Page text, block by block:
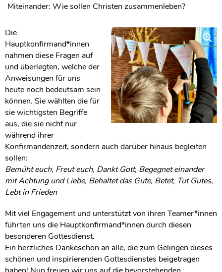
Miteinander: Wie sollen Christen zusammenleben?
Die
Hauptkonfirmand*innen
nahmen diese Fragen auf
und überlegten, welche der
Anweisungen für uns
heute noch bedeutsam sein
können. Sie wählten die für
sie wichtigsten Begriffe
aus, die sie nicht nur
während ihrer
Konfirmandenzeit, sondern auch darüber hinaus begleiten
sollen:
Bemüht euch, Freut euch, Dankt Gott, Begegnet einander
mit Achtung und Liebe, Behaltet das Gute, Betet, Tut Gutes,
Lebt in Frieden
Mit viel Engagement und unterstützt von ihren Teamer*innen
führten uns die Hauptkonfirmand*innen durch diesen
besonderen Gottesdienst.
Ein herzliches Dankeschön an alle, die zum Gelingen dieses
schönen und inspirierenden Gottesdienstes beigetragen